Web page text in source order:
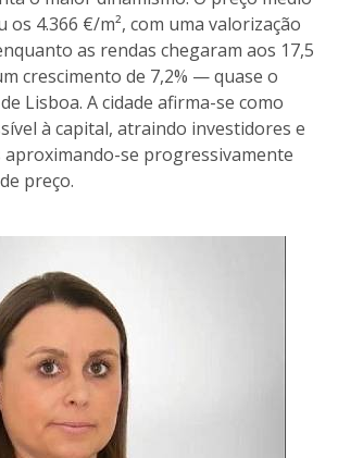
os 4.366 €/m², com uma valorização
as rendas chegaram aos 17,5
crescimento de 7,2% — quase o
Lisboa. A cidade afirma-se como
à capital, atraindo investidores e
aproximando-se progressivamente
preço.